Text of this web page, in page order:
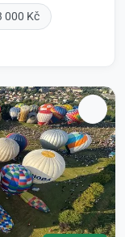
000 Kč